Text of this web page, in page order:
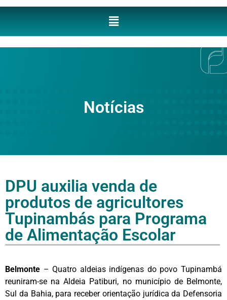
Notícias
DPU auxilia venda de
produtos de agricultores
Tupinambás para Programa
de Alimentação Escolar
Belmonte – Quatro aldeias indígenas do povo Tupinambá
reuniram-se na Aldeia Patiburi, no município de Belmonte,
Sul da Bahia, para receber orientação jurídica da Defensoria